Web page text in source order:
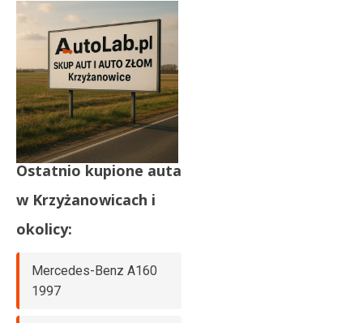
Ostatnio kupione auta
w Krzyżanowicach i
okolicy:
Mercedes-Benz A160
1997